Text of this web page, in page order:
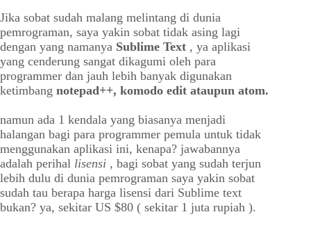
Jika sobat sudah malang melintang di dunia
pemrograman, saya yakin sobat tidak asing lagi
dengan yang namanya Sublime Text , ya aplikasi
yang cenderung sangat dikagumi oleh para
programmer dan jauh lebih banyak digunakan
ketimbang notepad++, komodo edit ataupun atom.
namun ada 1 kendala yang biasanya menjadi
halangan bagi para programmer pemula untuk tidak
menggunakan aplikasi ini, kenapa? jawabannya
adalah perihal lisensi , bagi sobat yang sudah terjun
lebih dulu di dunia pemrograman saya yakin sobat
sudah tau berapa harga lisensi dari Sublime text
bukan? ya, sekitar US $80 ( sekitar 1 juta rupiah ).